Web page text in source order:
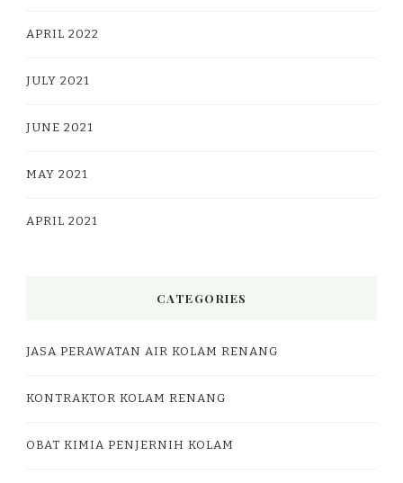
APRIL 2022
JULY 2021
JUNE 2021
MAY 2021
APRIL 2021
CATEGORIES
JASA PERAWATAN AIR KOLAM RENANG
KONTRAKTOR KOLAM RENANG
OBAT KIMIA PENJERNIH KOLAM